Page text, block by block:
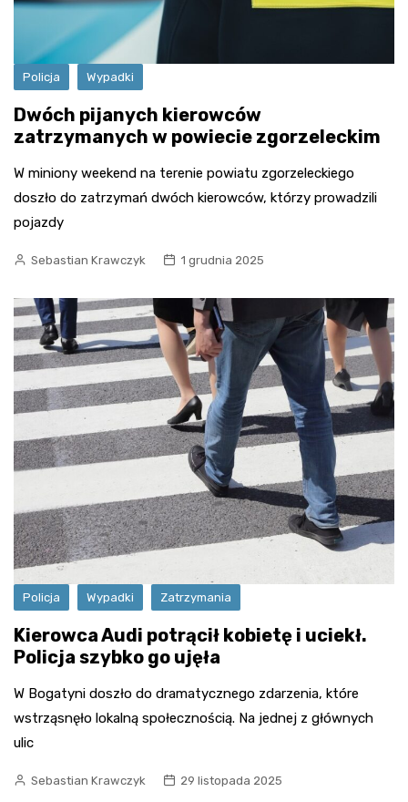
Policja Wypadki
Dwóch pijanych kierowców
zatrzymanych w powiecie zgorzeleckim
W miniony weekend na terenie powiatu zgorzeleckiego
doszło do zatrzymań dwóch kierowców, którzy prowadzili
pojazdy
Sebastian Krawczyk 1 grudnia 2025
Policja Wypadki Zatrzymania
Kierowca Audi potrącił kobietę i uciekł.
Policja szybko go ujęła
W Bogatyni doszło do dramatycznego zdarzenia, które
wstrząsnęło lokalną społecznością. Na jednej z głównych
ulic
Sebastian Krawczyk 29 listopada 2025